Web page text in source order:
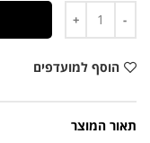
הוסף למועדפים
תאור המוצר